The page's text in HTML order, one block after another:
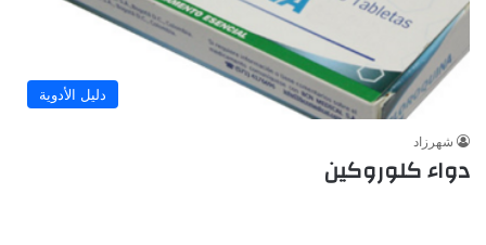
دليل الأدوية
شهرزاد
دواء كلوروكين